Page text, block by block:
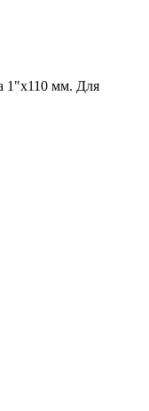
1"x110 мм. Для